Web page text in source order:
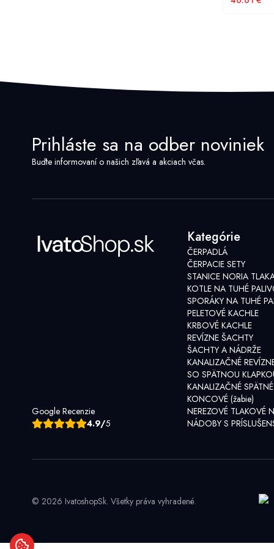
Prihláste sa na odber noviniek
Buďte informovaní o našich zľavá a akciach včas.
Google Recenzie
4.9/5
Kategórie
ČERPADLÁ
ČERPACIE SETY
STANICE NORIA
KOTLE NA TUHÉ
SPORÁKY NA TUHÉ
PELETOVÉ KACHLE
KRBOVÉ KACHLE
REVÍZNE ŠACHTY
ŠACHTY A NÁDRŽE
KANALIZAČNÉ
SO SPÄTNOU
KANALIZAČNÉ
KONCOVÉ (žabie)
NEREZOVÉ TLAKOVÉ
NÁDOBY S
© 2026 IvatoshopSk. Všetky práva vyhradené.